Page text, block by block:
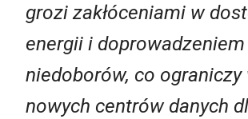
grozi zakłóceniami w
energii i
niedoborów, co
nowych centrów danych